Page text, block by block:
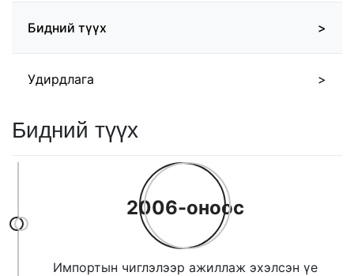
Бидний түүх
Удирдлага
Бидний түүх
2006-оноос
Импортын чиглэлээр ажиллаж эхэлсэн үе